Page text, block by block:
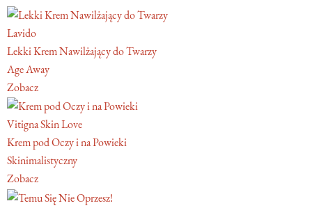
Lavido
Lekki Krem Nawilżający do Twarzy
Age Away
Zobacz
Vitigna Skin Love
Krem pod Oczy i na Powieki
Skinimalistyczny
Zobacz